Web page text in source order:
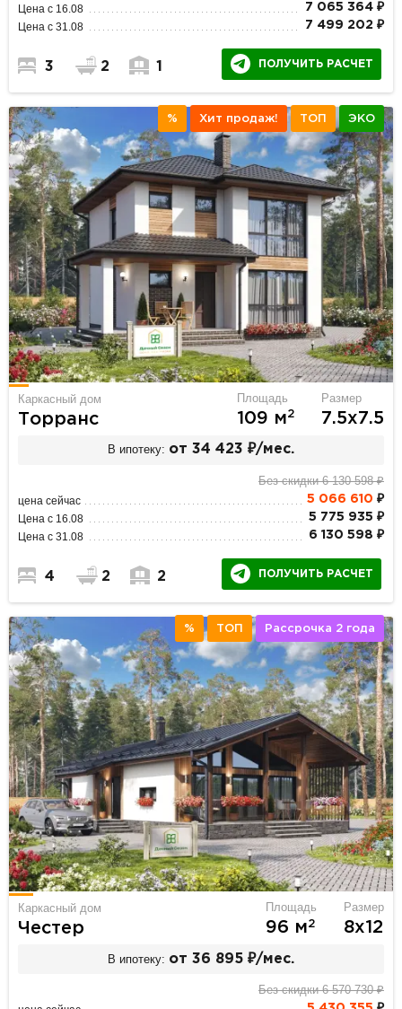
Цена с 16.08 7 065 364 ₽
Цена с 31.08 7 499 202 ₽
3 2 1 ПОЛУЧИТЬ РАСЧЕТ
% Хит продаж! ТОП ЭКО
Каркасный дом
Торранс
Площадь
109 м2
Размер
7.5х7.5
В ипотеку: от 34 423 ₽/мес.
Без скидки 6 130 598 ₽
цена сейчас 5 066 610 ₽
Цена с 16.08 5 775 935 ₽
Цена с 31.08 6 130 598 ₽
4 2 2 ПОЛУЧИТЬ РАСЧЕТ
% ТОП Рассрочка 2 года
Каркасный дом
Честер
Площадь
96 м2
Размер
8х12
В ипотеку: от 36 895 ₽/мес.
Без скидки 6 570 730 ₽